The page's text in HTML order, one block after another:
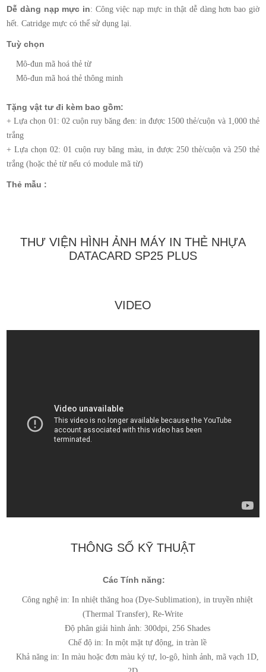
Dễ dàng nạp mực in: Công việc nạp mực in thật dễ dàng hơn bao giờ
hết. Catridge mực có thể sử dụng lại.
Tuỳ chọn
Mô-đun mã hoá thẻ từ
Mô-đun mã hoá thẻ thông minh
Tặng vật tư đi kèm bao gồm:
+ Lựa chọn 01: 02 cuộn ruy băng đen: in được 1500 thẻ/cuộn và 1,000 thẻ
trắng
+ Lựa chọn 02: 01 cuộn ruy băng màu, in được 250 thẻ/cuộn và 250 thẻ
trắng (hoặc thẻ từ nếu có module mã từ)
Thẻ mẫu :
THƯ VIỆN HÌNH ẢNH MÁY IN THẺ NHỰA
DATACARD SP25 PLUS
VIDEO
THÔNG SỐ KỸ THUẬT
Các Tính năng:
Công nghệ in: In nhiệt thăng hoa (Dye-Sublimation), in truyền nhiệt
(Thermal Transfer), Re-Write
Độ phân giải hình ảnh: 300dpi, 256 Shades
Chế độ in: In một mặt tự động, in tràn lề
Khả năng in: In màu hoặc đơn màu ký tự, lo-gô, hình ảnh, mã vạch 1D,